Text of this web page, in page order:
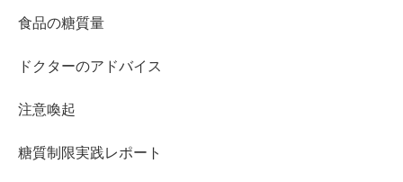
食品の糖質量
ドクターのアドバイス
注意喚起
糖質制限実践レポート